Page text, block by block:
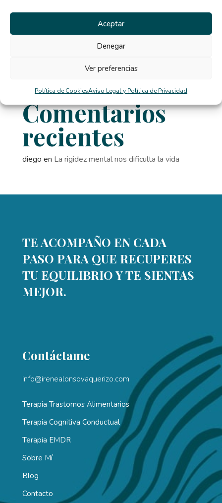
Aceptar
Denegar
Ver preferencias
Política de CookiesAviso Legal y Política de Privacidad
Beneficios de la terapia desde casa: por qué cada
vez más personas la eligen
El TCA y la distorsión de la imagen corporal en
Comentarios
recientes
diego en La rigidez mental nos dificulta la vida
TE ACOMPAÑO EN CADA
PASO PARA QUE RECUPERES
TU EQUILIBRIO Y TE SIENTAS
MEJOR.
Contáctame
info@irenealonsovaquerizo.com
Terapia Trastornos Alimentarios
Terapia Cognitiva Conductual
Terapia EMDR
Sobre Mí
Blog
Contacto